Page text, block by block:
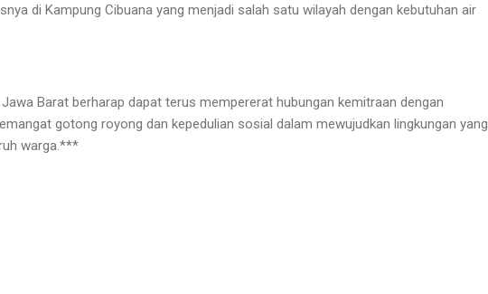
di Kampung Cibuana yang menjadi salah satu wilayah dengan kebutuhan air
Barat berharap dapat terus mempererat hubungan kemitraan dengan
gotong royong dan kepedulian sosial dalam mewujudkan lingkungan yang
warga.***